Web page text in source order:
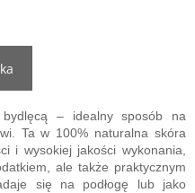
bydlęcą – idealny sposób na
Ta w 100% naturalna skóra
i wysokiej jakości wykonania,
ale także praktycznym
się na podłogę lub jako